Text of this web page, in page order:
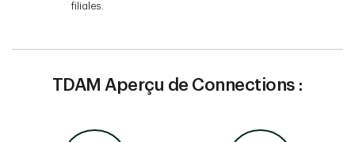
filiales.
TDAM Aperçu de Connections :